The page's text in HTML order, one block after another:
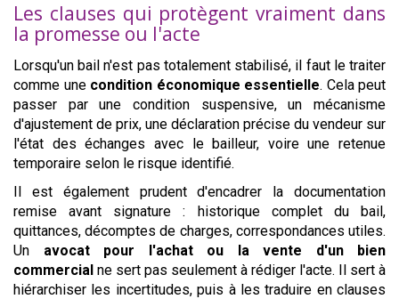
Les clauses qui protègent vraiment dans
la promesse ou l'acte
Lorsqu'un bail n'est pas totalement stabilisé, il faut le traiter
comme une condition économique essentielle. Cela peut
passer par une condition suspensive, un mécanisme
d'ajustement de prix, une déclaration précise du vendeur sur
l'état des échanges avec le bailleur, voire une retenue
temporaire selon le risque identifié.
Il est également prudent d'encadrer la documentation
remise avant signature : historique complet du bail,
quittances, décomptes de charges, correspondances utiles.
Un avocat pour l'achat ou la vente d'un bien
commercial ne sert pas seulement à rédiger l'acte. Il sert à
hiérarchiser les incertitudes, puis à les traduire en clauses